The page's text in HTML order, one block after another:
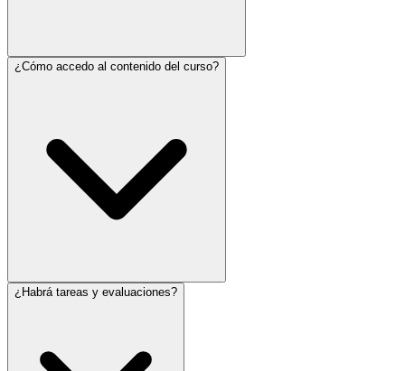
¿Cómo accedo al contenido del curso?
¿Habrá tareas y evaluaciones?